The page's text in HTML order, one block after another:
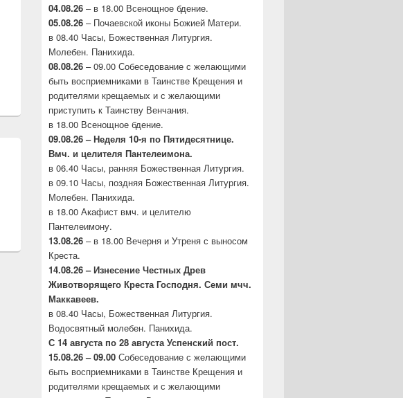
Следующая
04.08.26 – в 18.00 Всенощное бдение.
05.08.26 – Почаевской иконы Божией Матери.
в 08.40 Часы, Божественная Литургия.
Молебен. Панихида.
08.08.26 – 09.00 Собеседование с желающими
быть восприемниками в Таинстве Крещения и
родителями крещаемых и с желающими
приступить к Таинству Венчания.
в 18.00 Всенощное бдение.
09.08.26 – Неделя 10-я по Пятидесятнице.
Вмч. и целителя Пантелеимона.
в 06.40 Часы, ранняя Божественная Литургия.
в 09.10 Часы, поздняя Божественная Литургия.
Молебен. Панихида.
в 18.00 Акафист вмч. и целителю
Пантелеимону.
13.08.26 – в 18.00 Вечерня и Утреня с выносом
Креста.
14.08.26 – Изнесение Честных Древ
Животворящего Креста Господня. Семи мчч.
Маккавеев.
в 08.40 Часы, Божественная Литургия.
Водосвятный молебен. Панихида.
С 14 августа по 28 августа Успенский пост.
15.08.26 – 09.00 Собеседование с желающими
быть восприемниками в Таинстве Крещения и
родителями крещаемых и с желающими